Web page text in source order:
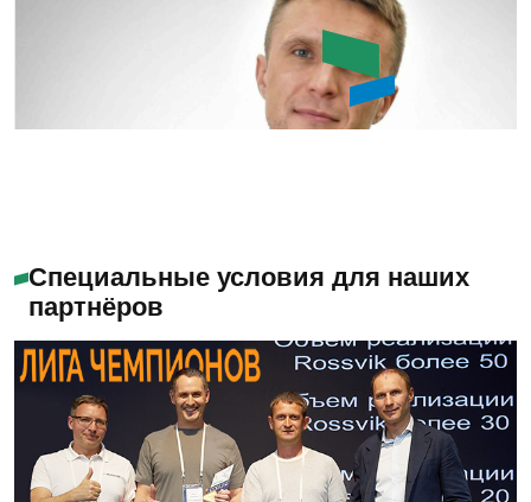
Специальные условия для наших
партнёров